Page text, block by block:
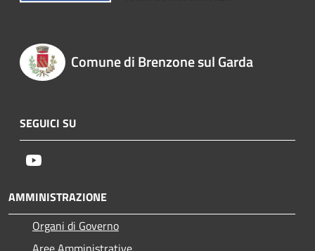
Comune di Brenzone sul Garda
SEGUICI SU
AMMINISTRAZIONE
Organi di Governo